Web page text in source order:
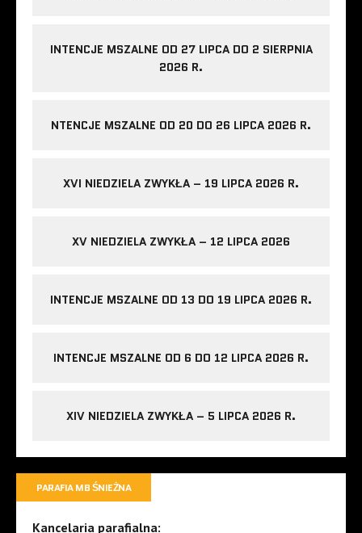
INTENCJE MSZALNE OD 27 LIPCA DO 2 SIERPNIA
2026 R.
NTENCJE MSZALNE OD 20 DO 26 LIPCA 2026 R.
XVI NIEDZIELA ZWYKŁA – 19 LIPCA 2026 R.
XV NIEDZIELA ZWYKŁA – 12 LIPCA 2026
INTENCJE MSZALNE OD 13 DO 19 LIPCA 2026 R.
INTENCJE MSZALNE OD 6 DO 12 LIPCA 2026 R.
XIV NIEDZIELA ZWYKŁA – 5 LIPCA 2026 R.
PARAFIA MB ŚNIEŻNA
Kancelaria parafialna: